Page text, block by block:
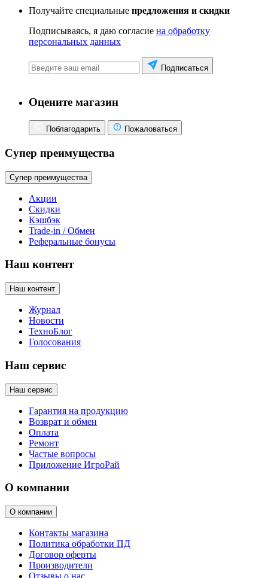
Получайте специальные предложения и скидки
Подписываясь, я даю согласие на обработку
персональных данных
Подписаться
Оцените магазин
Поблагодарить Пожаловаться
Супер преимущества
Супер преимущества
Акции
Скидки
Кэшбэк
Trade-in / Обмен
Реферальные бонусы
Наш контент
Наш контент
Журнал
Новости
ТехноБлог
Голосования
Наш сервис
Наш сервис
Гарантия на продукцию
Возврат и обмен
Оплата
Ремонт
Частые вопросы
Приложение ИгроРай
О компании
О компании
Контакты магазина
Политика обработки ПД
Договор оферты
Производители
Отзывы о нас